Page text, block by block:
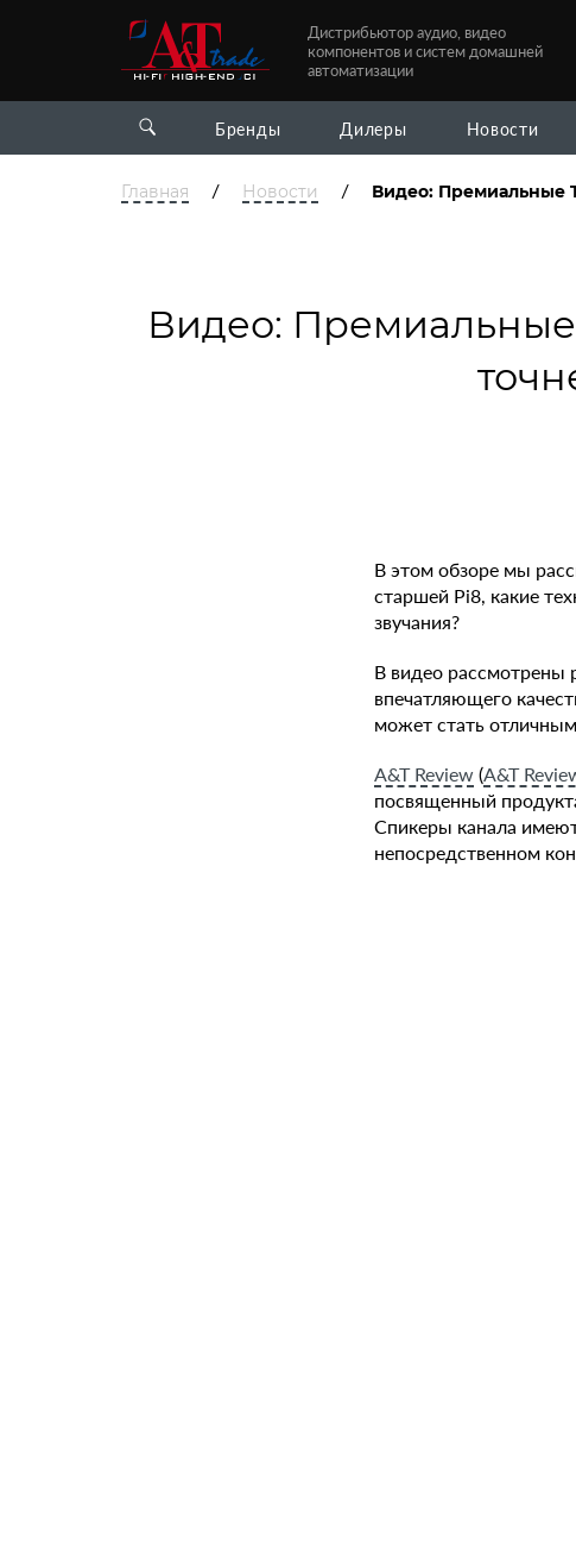
Дистрибьютор аудио, видео
компонентов и систем домашней
автоматизации
Бренды Дилеры Новости
Главная / Новости / Видео: Премиальные
Видео:
В этом обзоре мы
старшей Pi8, какие
звучания?
В видео рассмотрены
впечатляющего
может стать
A&T Review(A&T
посвященный
Спикеры канала
непосредственном